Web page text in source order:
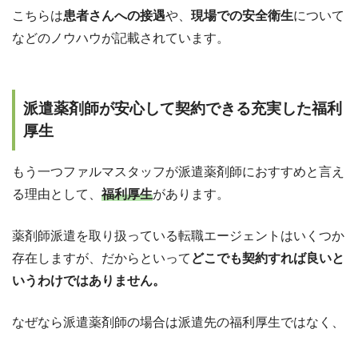
こちらは患者さんへの接遇や、 現場での安全衛生について
などのノウハウが記載されています。
派遣薬剤師が安心して契約できる充実した福利
厚生
もう一つファルマスタッフが派遣薬剤師におすすめと言え
る理由として、 福利厚生があります。
薬剤師派遣を取り扱っている転職エージェントはいくつか
存在しますが、だからといって どこでも契約すれば良いと
いうわけではありません。
なぜなら派遣薬剤師の場合は派遣先の福利厚生ではなく、